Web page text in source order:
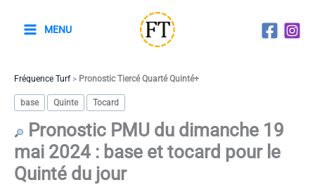
MENU
Fréquence Turf> Pronostic Tiercé Quarté Quinté+
base Quinte Tocard
Pronostic PMU du dimanche 19
mai 2024 : base et tocard pour le
Quinté du jour